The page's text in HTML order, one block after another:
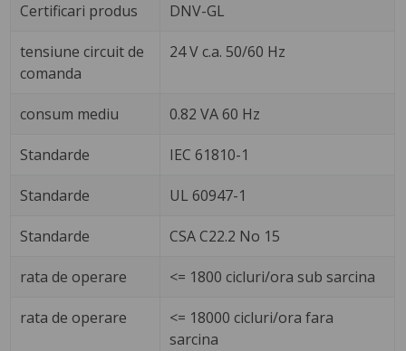
Certificari produs DNV-GL
tensiune circuit de
comanda
24 V c.a. 50/60 Hz
consum mediu 0.82 VA 60 Hz
Standarde IEC 61810-1
Standarde UL 60947-1
Standarde CSA C22.2 No 15
rata de operare <= 1800 cicluri/ora sub sarcina
rata de operare
<= 18000 cicluri/ora fara
sarcina